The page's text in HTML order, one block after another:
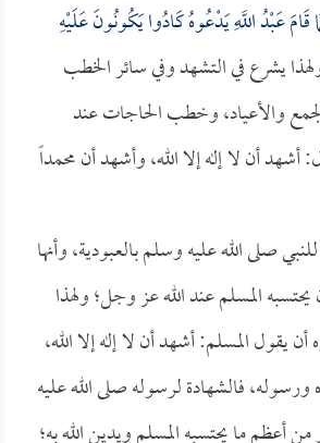
قَامَ عَبْدُ اللَّهِ يَدْعُوهُ كَادُوا يَكُونُونَ عَلَيْهِ
ولهذا يشرع في التشهد وفي سائر الخطب
والأعياد، وخطب الحاجات عند
أشهد أن لا إله إلا الله، وأشهد أن محمداً
صلى الله عليه وسلم بالعبودية، وأنها
المسلم عند الله عز وجل؛ ولهذا
يقول المسلم: أشهد أن لا إله إلا الله،
فالشهادة لرسوله صلى الله عليه